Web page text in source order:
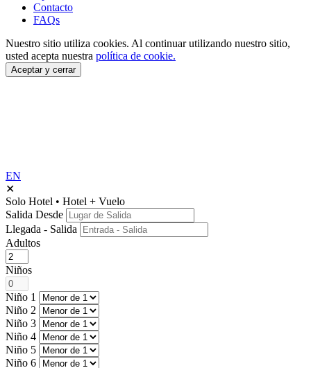
Contacto
FAQs
Nuestro sitio utiliza cookies. Al continuar utilizando nuestro sitio,
usted acepta nuestra política de cookie.
Aceptar y cerrar
EN
✕
Solo Hotel • Hotel + Vuelo
Salida Desde
Llegada - Salida
Adultos
Niños
Niño 1
Niño 2
Niño 3
Niño 4
Niño 5
Niño 6